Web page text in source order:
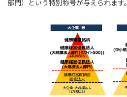
部門）という特別称号が与えられます。